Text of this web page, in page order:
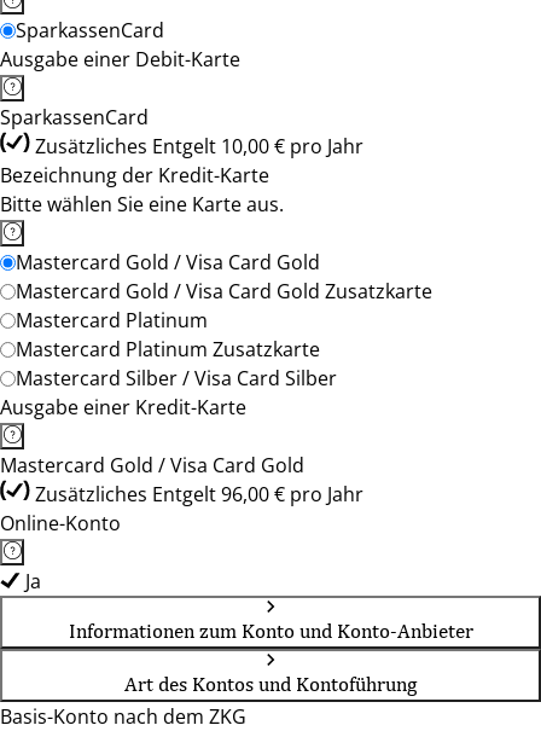
SparkassenCard
Ausgabe einer Debit-Karte
SparkassenCard
Zusätzliches Entgelt 10,00 € pro Jahr
Bezeichnung der Kredit-Karte
Bitte wählen Sie eine Karte aus.
Mastercard Gold / Visa Card Gold
Mastercard Gold / Visa Card Gold Zusatzkarte
Mastercard Platinum
Mastercard Platinum Zusatzkarte
Mastercard Silber / Visa Card Silber
Ausgabe einer Kredit-Karte
Mastercard Gold / Visa Card Gold
Zusätzliches Entgelt 96,00 € pro Jahr
Online-Konto
Ja
Informationen zum Konto und Konto-Anbieter
Art des Kontos und Kontoführung
Basis-Konto nach dem ZKG